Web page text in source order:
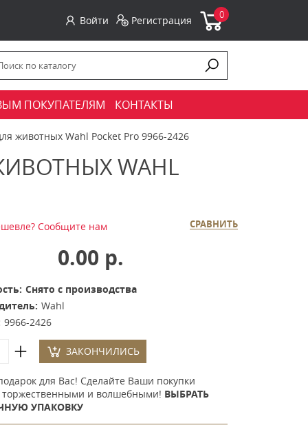
Войти Регистрация 0
ПОКУПАТЕЛЯМ КОНТАКТЫ
животных Wahl Pocket Pro 9966-2426
WAHL
СРАВНИТЬ
Сообщите нам
0.00 р.
Снято с производства
Wahl
9966-2426
ЗАКОНЧИЛИСЬ
для Вас! Сделайте Ваши покупки
торжественными и волшебными! ВЫБРАТЬ
УПАКОВКУ